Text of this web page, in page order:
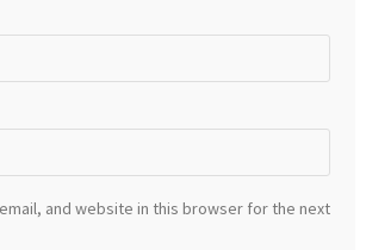
and website in this browser for the next